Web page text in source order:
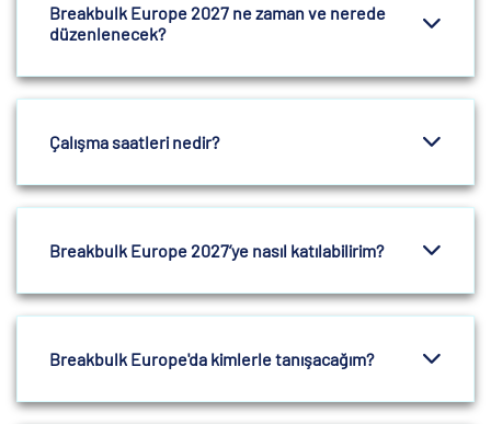
Breakbulk Europe 2027 ne zaman ve nerede
düzenlenecek?
Çalışma saatleri nedir?
Breakbulk Europe 2027’ye nasıl katılabilirim?
Breakbulk Europe'da kimlerle tanışacağım?